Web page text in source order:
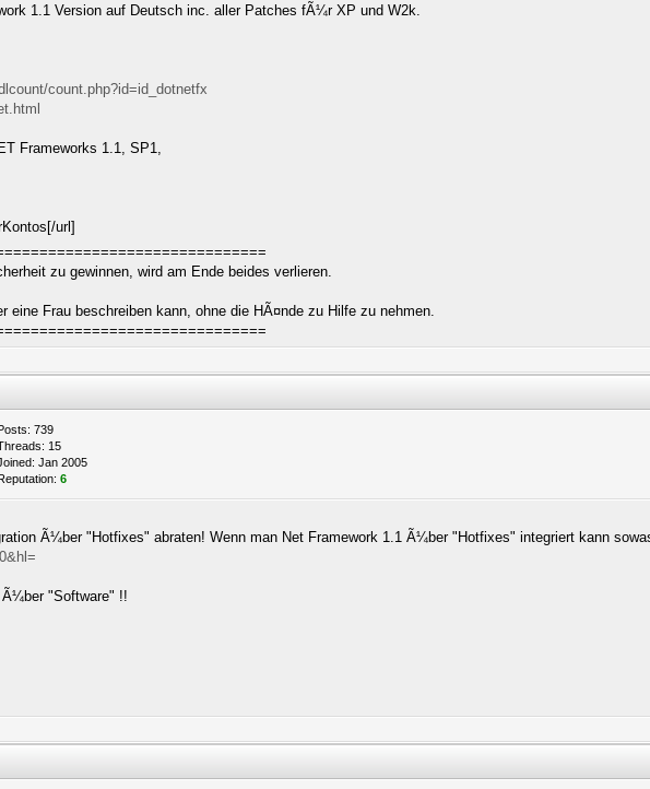
1.1 Version auf Deutsch inc. aller Patches fÃ¼r XP und W2k.
count.php?id=id_dotnetfx
Frameworks 1.1, SP1,
url]
zu gewinnen, wird am Ende beides verlieren.
eine Frau beschreiben kann, ohne die HÃ¤nde zu Hilfe zu nehmen.
739
15
Jan 2005
6
Ã¼ber "Hotfixes" abraten! Wenn man Net Framework 1.1 Ã¼ber "Hotfixes" integriert kann
"Software" !!